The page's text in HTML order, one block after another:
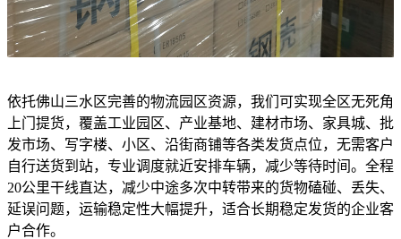
依托佛山三水区完善的物流园区资源，我们可实现全区无死角
上门提货，覆盖工业园区、产业基地、建材市场、家具城、批
发市场、写字楼、小区、沿街商铺等各类发货点位，无需客户
自行送货到站，专业调度就近安排车辆，减少等待时间。全程
20公里干线直达，减少中途多次中转带来的货物磕碰、丢失、
延误问题，运输稳定性大幅提升，适合长期稳定发货的企业客
户合作。